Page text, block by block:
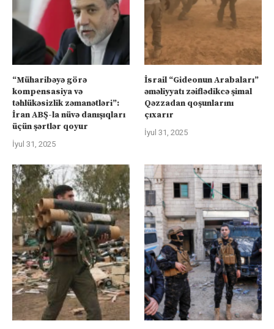
“Müharibəyə görə
kompensasiya və
təhlükəsizlik zəmanətləri”:
İran ABŞ-la nüvə danışıqları
üçün şərtlər qoyur
İyul 31, 2025
İsrail “Gideonun Arabaları”
əməliyyatı zəiflədikcə şimal
Qəzzadan qoşunlarını
çıxarır
İyul 31, 2025